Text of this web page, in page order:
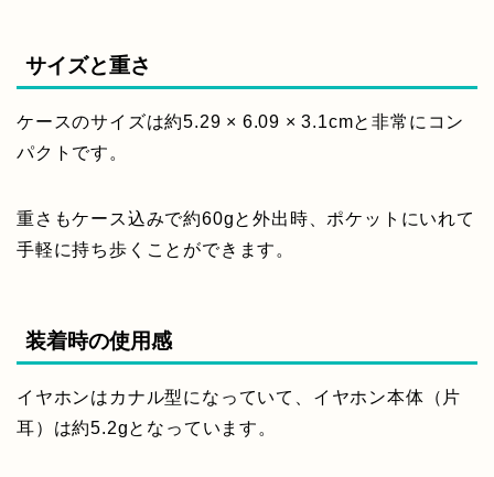
サイズと重さ
ケースのサイズは約‎5.29 × 6.09 × 3.1cmと非常にコン
パクトです。
重さもケース込みで約60gと外出時、ポケットにいれて
手軽に持ち歩くことができます。
装着時の使用感
イヤホンはカナル型になっていて、イヤホン本体（片
耳）は約5.2gとなっています。